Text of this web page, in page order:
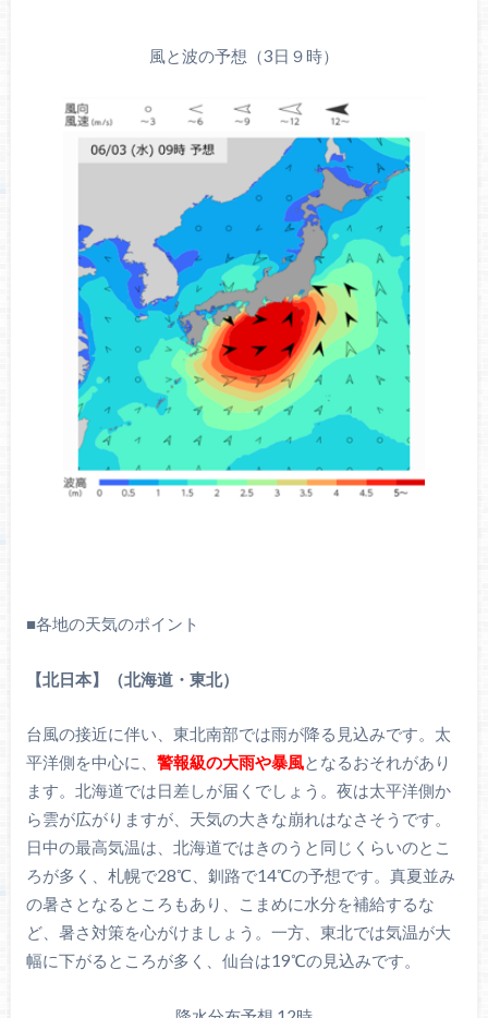
風と波の予想（3日９時）
■各地の天気のポイント
【北日本】（北海道・東北）
台風の接近に伴い、東北南部では雨が降る見込みです。太
平洋側を中心に、 警報級の大雨や暴風となるおそれがあり
ます。北海道では日差しが届くでしょう。夜は太平洋側か
ら雲が広がりますが、天気の大きな崩れはなさそうです。
日中の最高気温は、北海道ではきのうと同じくらいのとこ
ろが多く、札幌で28℃、釧路で14℃の予想です。真夏並み
の暑さとなるところもあり、こまめに水分を補給するな
ど、暑さ対策を心がけましょう。一方、東北では気温が大
幅に下がるところが多く、仙台は19℃の見込みです。